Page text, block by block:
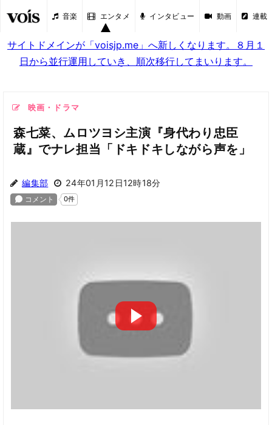
音楽 エンタメ インタビュー 動画 連載
サイトドメインが「voisjp.me」へ新しくなります。８月１
日から並行運用していき、順次移行してまいります。
映画・ドラマ
森七菜、ムロツヨシ主演『身代わり忠臣
蔵』でナレ担当「ドキドキしながら声を」
編集部 24年01月12日12時18分